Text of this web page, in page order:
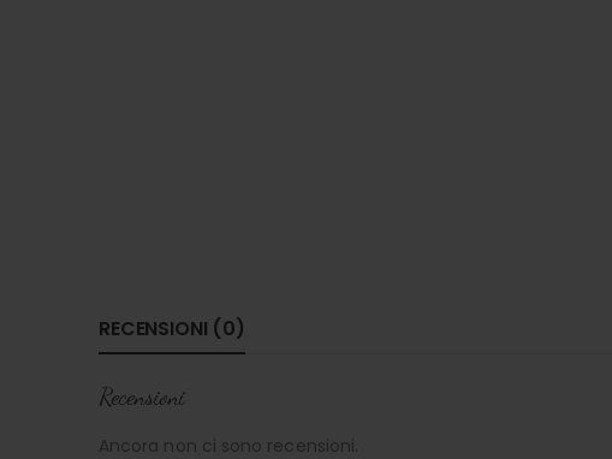
RECENSIONI (0)
Recensioni
Ancora non ci sono recensioni.